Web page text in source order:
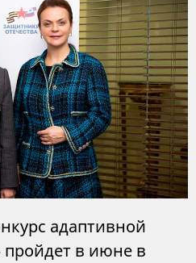
адаптивной
в июне в